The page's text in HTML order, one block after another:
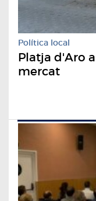
Política local
Platja d'Aro
mercat